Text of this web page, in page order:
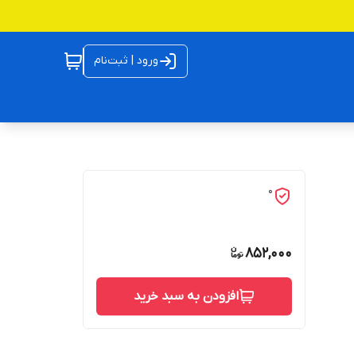
ورود | ثبت‌نام
0
852,000
افزودن به سبد خرید